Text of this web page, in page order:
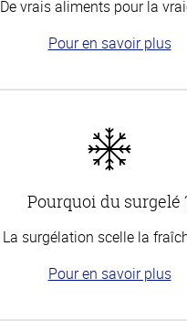
De vrais aliments pour la
Pour en savoir plus
Pourquoi du surgelé
La surgélation scelle la
Pour en savoir plus